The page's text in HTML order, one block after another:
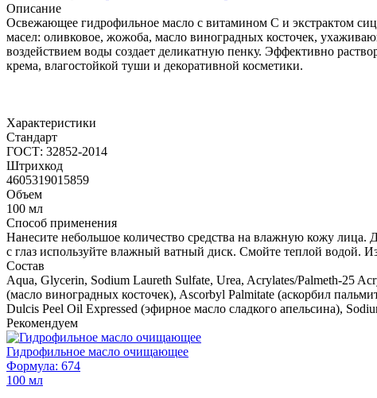
Описание
Освежающее гидрофильное масло с витамином С и экстрактом
масел: оливковое, жожоба, масло виноградных косточек,
воздействием воды создает деликатную пенку. Эффективно
крема, влагостойкой туши и декоративной косметики.
Характеристики
Стандарт
ГОСТ: 32852-2014
Штрихкод
4605319015859
Объем
100 мл
Способ применения
Нанесите небольшое количество средства на влажную кожу
с глаз используйте влажный ватный диск. Смойте теплой водой.
Состав
Aqua, Glycerin, Sodium Laureth Sulfate, Urea, Acrylates/Palmeth-25
(масло виноградных косточек), Ascorbyl Palmitate (аскорбил
Dulcis Peel Oil Expressed (эфирное масло сладкого апельсина),
Рекомендуем
Гидрофильное масло очищающее
Формула: 674
100 мл